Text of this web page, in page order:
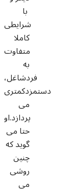
با
شرایطی
کاملا
متفاوت
به
فردشاغل،
دستمزدکمتری
می
پردازد.او
حتا می
گوید که
چنین
روشی
می